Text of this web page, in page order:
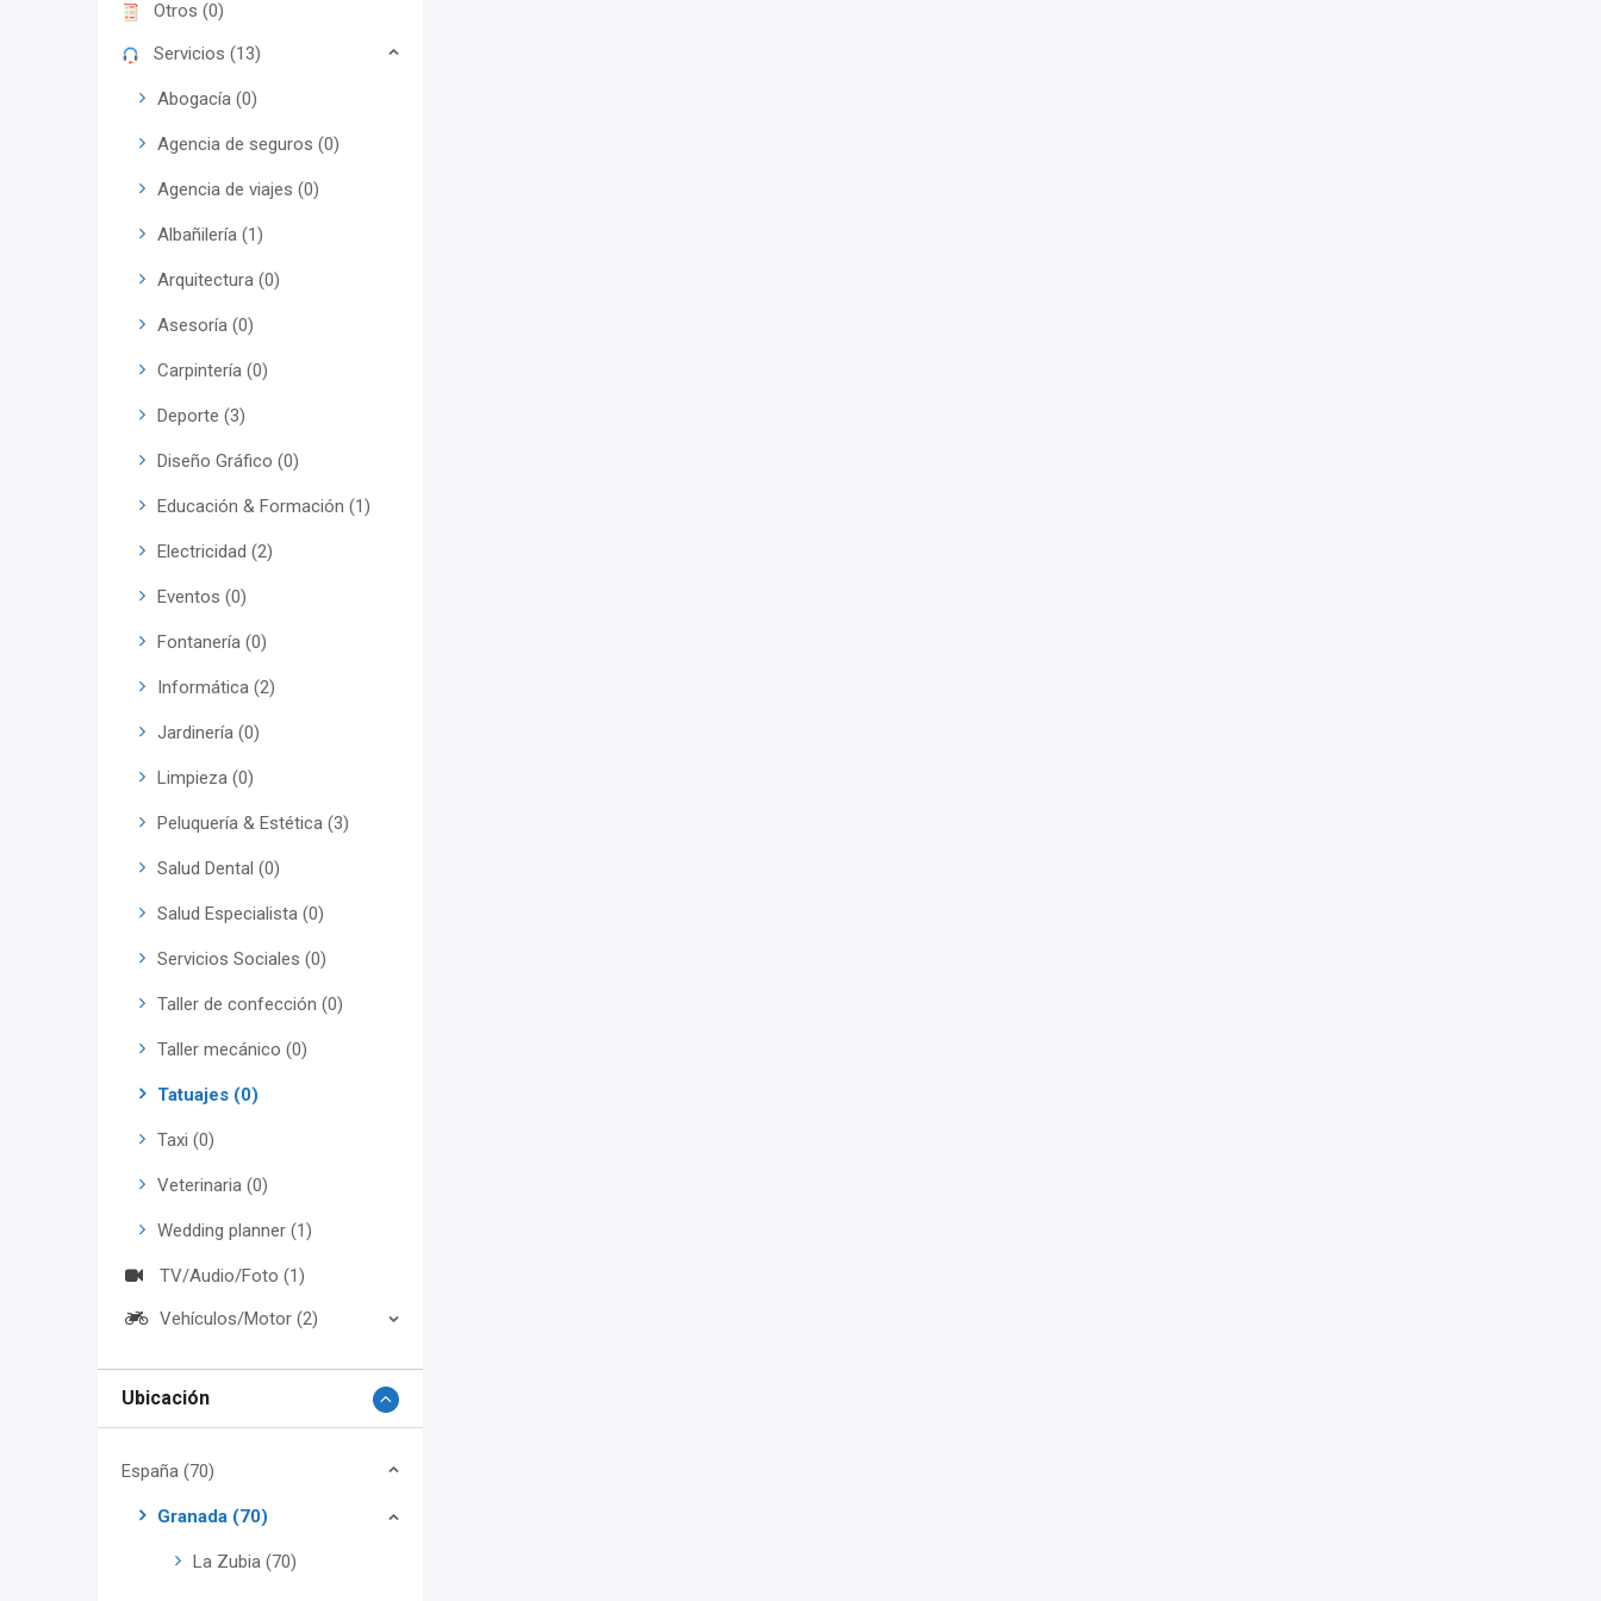
Otros (0)
Servicios (13)
Abogacía (0)
Agencia de seguros (0)
Agencia de viajes (0)
Albañilería (1)
Arquitectura (0)
Asesoría (0)
Carpintería (0)
Deporte (3)
Diseño Gráfico (0)
Educación & Formación (1)
Electricidad (2)
Eventos (0)
Fontanería (0)
Informática (2)
Jardinería (0)
Limpieza (0)
Peluquería & Estética (3)
Salud Dental (0)
Salud Especialista (0)
Servicios Sociales (0)
Taller de confección (0)
Taller mecánico (0)
Tatuajes (0)
Taxi (0)
Veterinaria (0)
Wedding planner (1)
TV/Audio/Foto (1)
Vehículos/Motor (2)
Ubicación
España (70)
Granada (70)
La Zubia (70)